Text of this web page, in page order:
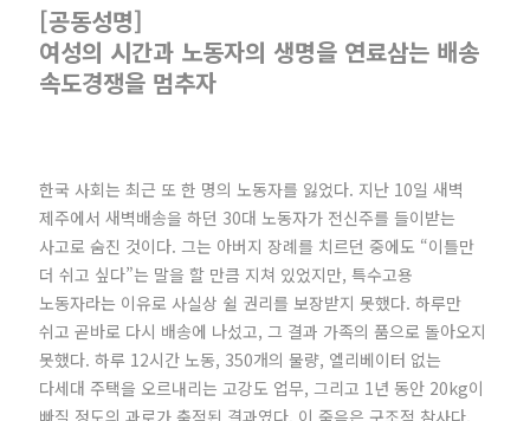
[공동성명]
여성의 시간과 노동자의 생명을 연료삼는 배송
속도경쟁을 멈추자
한국 사회는 최근 또 한 명의 노동자를 잃었다. 지난 10일 새벽
제주에서 새벽배송을 하던 30대 노동자가 전신주를 들이받는
사고로 숨진 것이다. 그는 아버지 장례를 치르던 중에도 “이틀만
더 쉬고 싶다”는 말을 할 만큼 지쳐 있었지만, 특수고용
노동자라는 이유로 사실상 쉴 권리를 보장받지 못했다. 하루만
쉬고 곧바로 다시 배송에 나섰고, 그 결과 가족의 품으로 돌아오지
못했다. 하루 12시간 노동, 350개의 물량, 엘리베이터 없는
다세대 주택을 오르내리는 고강도 업무, 그리고 1년 동안 20kg이
빠질 정도의 과로가 축적된 결과였다. 이 죽음은 구조적 참사다.